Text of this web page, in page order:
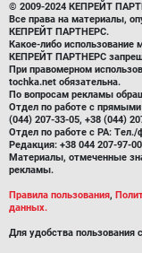
© 2009-2024 КЕПРЕЙТ
Все права на материалы,
КЕПРЕЙТ ПАРТНЕРС.
Какое-либо использование
КЕПРЕЙТ ПАРТНЕРС
При правомерном
tochka.net обязательна.
По вопросам рекламы
Отдел по работе с
(044) 207-33-05, +38 (044)
Отдел по работе с РА: Тел./
Редакция: +38 044 207-97-00
Материалы, отмеченные
рекламы.
Правила пользования,
данных.
Для удобства пользования